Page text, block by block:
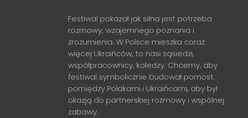
Festiwal pokazał jak silna jest potrzeba
rozmowy, wzajemnego poznania i
zrozumienia. W Polsce mieszka coraz
więcej Ukraińców, to nasi sąsiedzi,
współpracownicy, koledzy. Chcemy, aby
festiwal symbolicznie budował pomost
pomiędzy Polakami i Ukraińcami, aby był
okazją do partnerskiej rozmowy i wspólnej
zabawy.